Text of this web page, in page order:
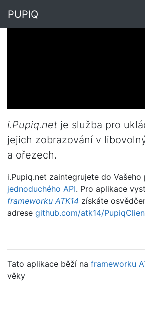
PUPIQ
i.Pupiq.net je služba pro
jejich zobrazování v
a ořezech.
i.Pupiq.net zaintegrujete do
jednoduchého API. Pro aplikace
frameworku ATK14 získáte
adrese github.com/atk14/
Tato aplikace běží na frameworku
věky